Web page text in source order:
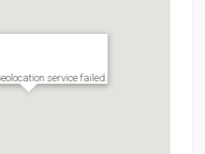
service failed.